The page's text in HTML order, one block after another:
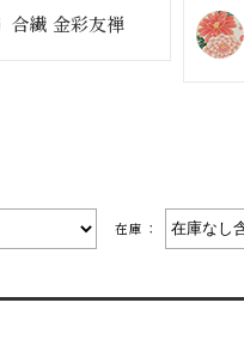
合繊 金彩友禅
在庫：